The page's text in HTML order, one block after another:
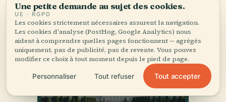
Une petite demande au sujet des cookies.
UE · RGPD
Les cookies strictement nécessaires assurent la navigation.
Les cookies d'analyse (PostHog, Google Analytics) nous
aident à comprendre quelles pages fonctionnent — agrégés
uniquement, pas de publicité, pas de revente. Vous pouvez
modifier ce choix à tout moment depuis le pied de page.
Personnaliser Tout refuser Tout accepter